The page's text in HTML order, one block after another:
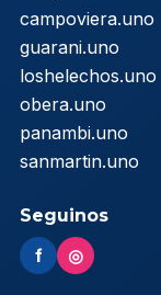
campoviera.uno
guarani.uno
loshelechos.uno
obera.uno
panambi.uno
sanmartin.uno
Seguinos
f ◎